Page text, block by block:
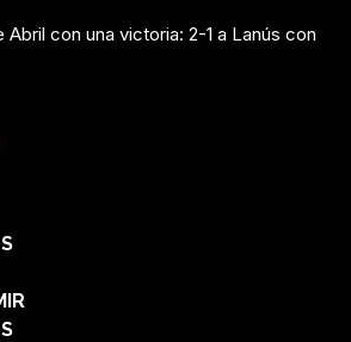
Abril con una victoria: 2-1 a Lanús con